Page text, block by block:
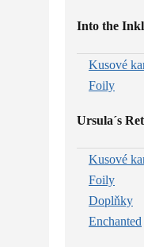
Into the
Kusové
Foily
Ursula´s
Kusové
Foily
Doplňky
Enchanted